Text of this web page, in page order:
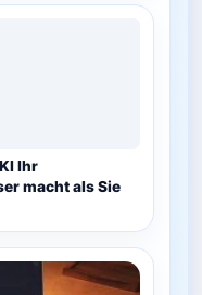
Ihr
macht als Sie